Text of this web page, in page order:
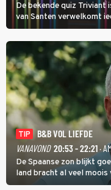
De bekende quiz Triviant
van Santen verwelkomt
vragen beantwoorden in
speler gaat direct door
TIP
B&B VOL LIEFDE
VANAVOND 20:53 - 22:21·
De Spaanse zon blijkt
land bracht al veel moois
partners. Ook Paul runt